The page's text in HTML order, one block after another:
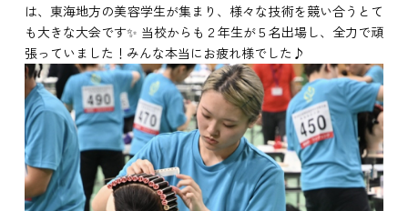
は、東海地方の美容学生が集まり、様々な技術を競い合うとて
も大きな大会です✨ 当校からも２年生が５名出場し、全力で頑
張っていました！みんな本当にお疲れ様でした♪